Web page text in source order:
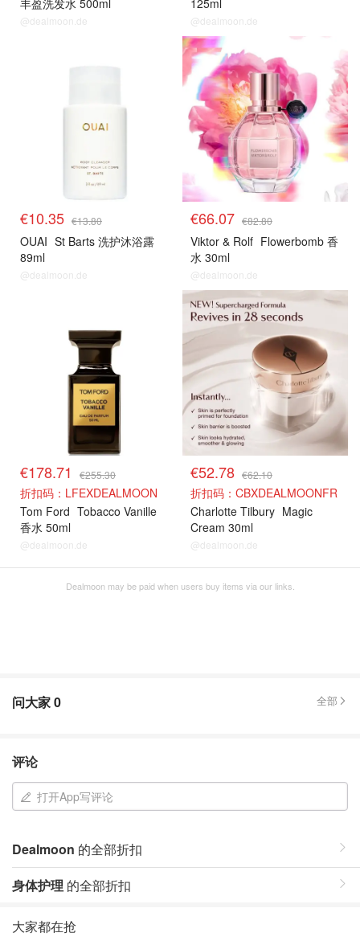
丰盈洗发水 500ml
@dealmoon.de
125ml
@dealmoon.de
€10.35 €13.80
OUAI St Barts 洗护沐浴露
89ml
@dealmoon.de
€66.07 €82.80
Viktor & Rolf Flowerbomb 香
水 30ml
@dealmoon.de
€178.71 €255.30
折扣码：LFEXDEALMOON
Tom Ford Tobacco Vanille
香水 50ml
@dealmoon.de
€52.78 €62.10
折扣码：CBXDEALMOONFR
Charlotte Tilbury Magic
Cream 30ml
@dealmoon.de
Dealmoon may be paid when users buy items via our links.
问大家0 全部
评论
打开App写评论
Dealmoon 的全部折扣
身体护理 的全部折扣
大家都在抢